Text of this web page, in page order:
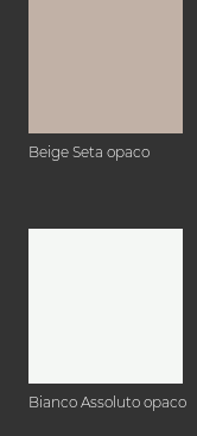
Beige Seta opaco
Bianco Assoluto opaco